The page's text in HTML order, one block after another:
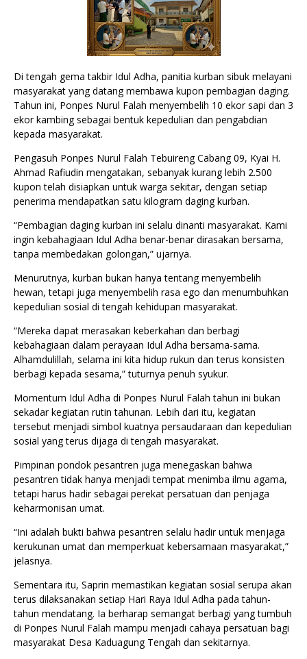
Di tengah gema takbir Idul Adha, panitia kurban sibuk melayani
masyarakat yang datang membawa kupon pembagian daging.
Tahun ini, Ponpes Nurul Falah menyembelih 10 ekor sapi dan 3
ekor kambing sebagai bentuk kepedulian dan pengabdian
kepada masyarakat.
Pengasuh Ponpes Nurul Falah Tebuireng Cabang 09, Kyai H.
Ahmad Rafiudin mengatakan, sebanyak kurang lebih 2.500
kupon telah disiapkan untuk warga sekitar, dengan setiap
penerima mendapatkan satu kilogram daging kurban.
“Pembagian daging kurban ini selalu dinanti masyarakat. Kami
ingin kebahagiaan Idul Adha benar-benar dirasakan bersama,
tanpa membedakan golongan,” ujarnya.
Menurutnya, kurban bukan hanya tentang menyembelih
hewan, tetapi juga menyembelih rasa ego dan menumbuhkan
kepedulian sosial di tengah kehidupan masyarakat.
“Mereka dapat merasakan keberkahan dan berbagi
kebahagiaan dalam perayaan Idul Adha bersama-sama.
Alhamdulillah, selama ini kita hidup rukun dan terus konsisten
berbagi kepada sesama,” tuturnya penuh syukur.
Momentum Idul Adha di Ponpes Nurul Falah tahun ini bukan
sekadar kegiatan rutin tahunan. Lebih dari itu, kegiatan
tersebut menjadi simbol kuatnya persaudaraan dan kepedulian
sosial yang terus dijaga di tengah masyarakat.
Pimpinan pondok pesantren juga menegaskan bahwa
pesantren tidak hanya menjadi tempat menimba ilmu agama,
tetapi harus hadir sebagai perekat persatuan dan penjaga
keharmonisan umat.
“Ini adalah bukti bahwa pesantren selalu hadir untuk menjaga
kerukunan umat dan memperkuat kebersamaan masyarakat,”
jelasnya.
Sementara itu, Saprin memastikan kegiatan sosial serupa akan
terus dilaksanakan setiap Hari Raya Idul Adha pada tahun-
tahun mendatang. Ia berharap semangat berbagi yang tumbuh
di Ponpes Nurul Falah mampu menjadi cahaya persatuan bagi
masyarakat Desa Kaduagung Tengah dan sekitarnya.